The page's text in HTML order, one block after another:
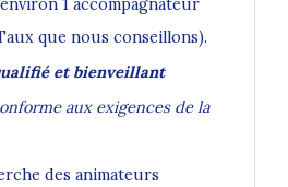
que nous conseillons).
et bienveillant
aux exigences de la
des animateurs